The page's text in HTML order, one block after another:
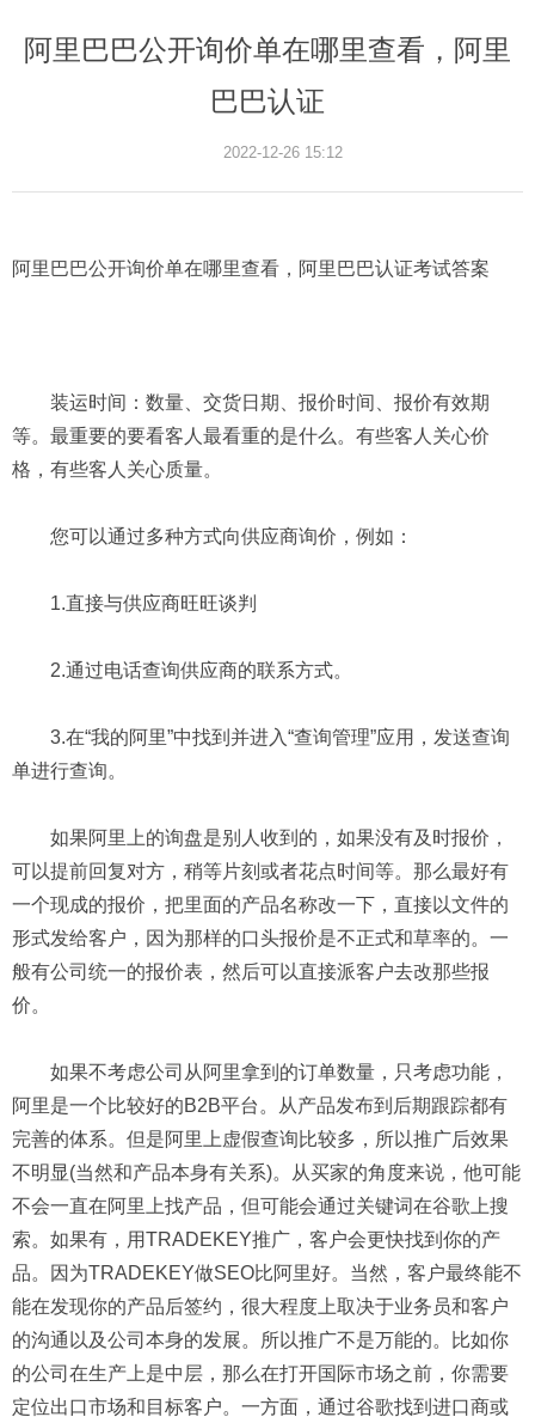
阿里巴巴公开询价单在哪里查看，阿里
巴巴认证
2022-12-26 15:12
阿里巴巴公开询价单在哪里查看，阿里巴巴认证考试答案
装运时间：数量、交货日期、报价时间、报价有效期
等。最重要的要看客人最看重的是什么。有些客人关心价
格，有些客人关心质量。
您可以通过多种方式向供应商询价，例如：
1.直接与供应商旺旺谈判
2.通过电话查询供应商的联系方式。
3.在“我的阿里”中找到并进入“查询管理”应用，发送查询
单进行查询。
如果阿里上的询盘是别人收到的，如果没有及时报价，
可以提前回复对方，稍等片刻或者花点时间等。那么最好有
一个现成的报价，把里面的产品名称改一下，直接以文件的
形式发给客户，因为那样的口头报价是不正式和草率的。一
般有公司统一的报价表，然后可以直接派客户去改那些报
价。
如果不考虑公司从阿里拿到的订单数量，只考虑功能，
阿里是一个比较好的B2B平台。从产品发布到后期跟踪都有
完善的体系。但是阿里上虚假查询比较多，所以推广后效果
不明显(当然和产品本身有关系)。从买家的角度来说，他可能
不会一直在阿里上找产品，但可能会通过关键词在谷歌上搜
索。如果有，用TRADEKEY推广，客户会更快找到你的产
品。因为TRADEKEY做SEO比阿里好。当然，客户最终能不
能在发现你的产品后签约，很大程度上取决于业务员和客户
的沟通以及公司本身的发展。所以推广不是万能的。比如你
的公司在生产上是中层，那么在打开国际市场之前，你需要
定位出口市场和目标客户。一方面，通过谷歌找到进口商或